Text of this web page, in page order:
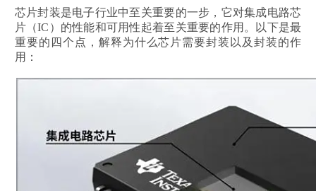
芯片封装是电子行业中至关重要的一步，它对集成电路芯
片（IC）的性能和可用性起着至关重要的作用。以下是最
重要的四个点，解释为什么芯片需要封装以及封装的作
用：